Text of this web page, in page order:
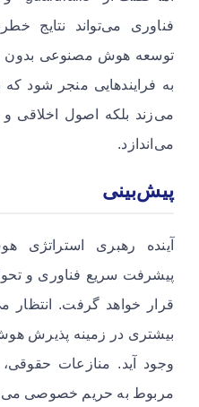
فناوری می‌تواند نتایج
توسعه هوش مصنوعی بدون
به فرایندهایی منجر شود که
می‌زند بلکه اصول اخلاقی
می‌اندازد.
پیش‌بینی
پیشرفت سریع فناوری و
قرار خواهد گرفت. انتظار
بیشتری در زمینه پذیرش
وجود آید. منازعات
مربوط به حریم خصوصی